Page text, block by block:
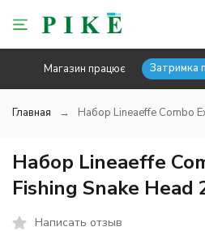
Магазин працює Затримка
Главная Набор Lineaeffe Combo
Набор Lineaeffe
Fishing Snake Head
Написать отзыв